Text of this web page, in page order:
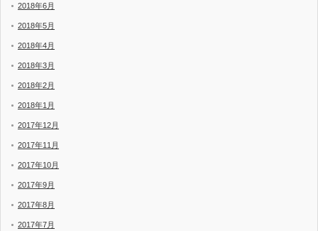
2018年6月
2018年5月
2018年4月
2018年3月
2018年2月
2018年1月
2017年12月
2017年11月
2017年10月
2017年9月
2017年8月
2017年7月